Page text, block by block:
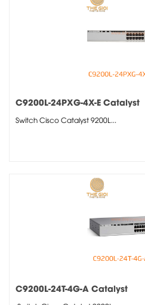
C9200L-24PXG-4X-E Catalyst
Switch Cisco Catalyst 9200L...
C9200L-24T-4G-A Catalyst